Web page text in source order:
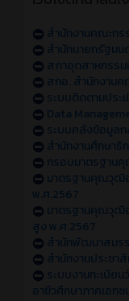
สำนักงานคณะกร
สำนักนายกรัฐมน
สภาอุตสาหกรรม
สกอ. สำนักงานค
ระบบติดตามประ
Data
ระบบคลังข้อมูลก
สำนักงานศึกษาธิ
กรอบมาตรฐาน
มาตรฐานคุณวุฒิ
พ.ศ.2567
มาตรฐานคุณวุฒิ
สูง พ.ศ.2567
สำนักพัฒนาสมร
สำนักงานประชา
ระบบงานทะเบีย
อาชีวศึกษาภาคเอกช